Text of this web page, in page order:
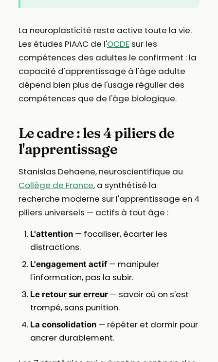
La neuroplasticité reste active toute la vie.
Les études PIAAC de l'OCDEsur les
compétences des adultes le confirment : la
capacité d'apprentissage à l'âge adulte
dépend bien plus de l'usage régulier des
compétences que de l'âge biologique.
Le cadre : les 4 piliers de
l'apprentissage
Stanislas Dehaene, neuroscientifique au
Collège de France, a synthétisé la
recherche moderne sur l'apprentissage en 4
piliers universels — actifs à tout âge :
L'attention— focaliser, écarter les
distractions.
L'engagement actif— manipuler
l'information, pas la subir.
Le retour sur erreur— savoir où on s'est
trompé, sans punition.
La consolidation— répéter et dormir pour
ancrer durablement.